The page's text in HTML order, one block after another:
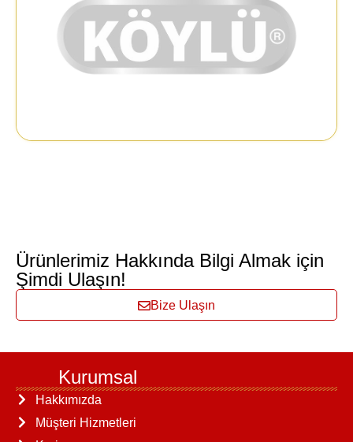
Ürünlerimiz Hakkında Bilgi Almak için
Şimdi Ulaşın!
Bize Ulaşın
Kurumsal
Hakkımızda
Müşteri Hizmetleri